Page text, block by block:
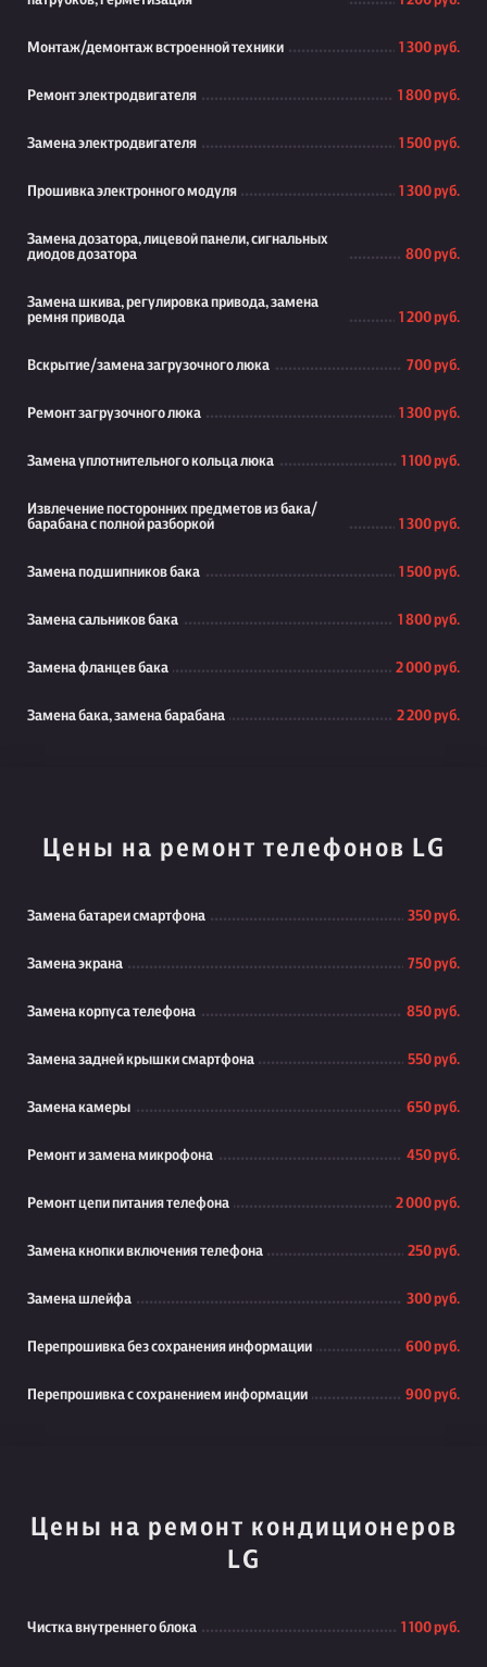
Монтаж/демонтаж встроенной техники 1 300 руб.
Ремонт электродвигателя 1 800 руб.
Замена электродвигателя 1 500 руб.
Прошивка электронного модуля 1 300 руб.
Замена дозатора, лицевой панели, сигнальных
диодов дозатора
800 руб.
Замена шкива, регулировка привода, замена
ремня привода
1 200 руб.
Вскрытие/замена загрузочного люка 700 руб.
Ремонт загрузочного люка 1 300 руб.
Замена уплотнительного кольца люка 1 100 руб.
Извлечение посторонних предметов из бака/
барабана с полной разборкой
1 300 руб.
Замена подшипников бака 1 500 руб.
Замена сальников бака 1 800 руб.
Замена фланцев бака 2 000 руб.
Замена бака, замена барабана 2 200 руб.
Цены на ремонт телефонов LG
Замена батареи смартфона 350 руб.
Замена экрана 750 руб.
Замена корпуса телефона 850 руб.
Замена задней крышки смартфона 550 руб.
Замена камеры 650 руб.
Ремонт и замена микрофона 450 руб.
Ремонт цепи питания телефона 2 000 руб.
Замена кнопки включения телефона 250 руб.
Замена шлейфа 300 руб.
Перепрошивка без сохранения информации 600 руб.
Перепрошивка с сохранением информации 900 руб.
Цены на ремонт кондиционеров
LG
Чистка внутреннего блока 1 100 руб.